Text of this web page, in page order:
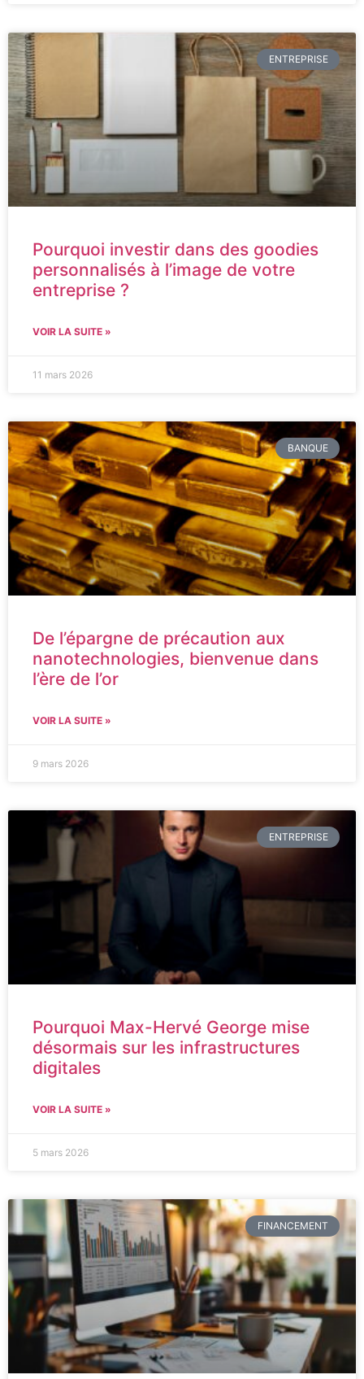
ENTREPRISE
Pourquoi investir dans des goodies
personnalisés à l’image de votre
entreprise ?
VOIR LA SUITE »
11 mars 2026
BANQUE
De l’épargne de précaution aux
nanotechnologies, bienvenue dans
l’ère de l’or
VOIR LA SUITE »
9 mars 2026
ENTREPRISE
Pourquoi Max-Hervé George mise
désormais sur les infrastructures
digitales
VOIR LA SUITE »
5 mars 2026
FINANCEMENT